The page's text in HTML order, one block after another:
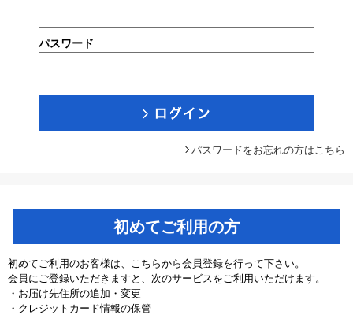
パスワード
パスワードをお忘れの方はこちら
初めてご利用の方
初めてご利用のお客様は、こちらから会員登録を行って下さい。
会員にご登録いただきますと、次のサービスをご利用いただけます。
・お届け先住所の追加・変更
・クレジットカード情報の保管